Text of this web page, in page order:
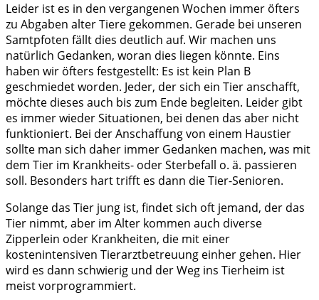
Leider ist es in den vergangenen Wochen immer öfters
zu Abgaben alter Tiere gekommen. Gerade bei unseren
Samtpfoten fällt dies deutlich auf. Wir machen uns
natürlich Gedanken, woran dies liegen könnte. Eins
haben wir öfters festgestellt: Es ist kein Plan B
geschmiedet worden. Jeder, der sich ein Tier anschafft,
möchte dieses auch bis zum Ende begleiten. Leider gibt
es immer wieder Situationen, bei denen das aber nicht
funktioniert. Bei der Anschaffung von einem Haustier
sollte man sich daher immer Gedanken machen, was mit
dem Tier im Krankheits- oder Sterbefall o. ä. passieren
soll. Besonders hart trifft es dann die Tier-Senioren.
Solange das Tier jung ist, findet sich oft jemand, der das
Tier nimmt, aber im Alter kommen auch diverse
Zipperlein oder Krankheiten, die mit einer
kostenintensiven Tierarztbetreuung einher gehen. Hier
wird es dann schwierig und der Weg ins Tierheim ist
meist vorprogrammiert.